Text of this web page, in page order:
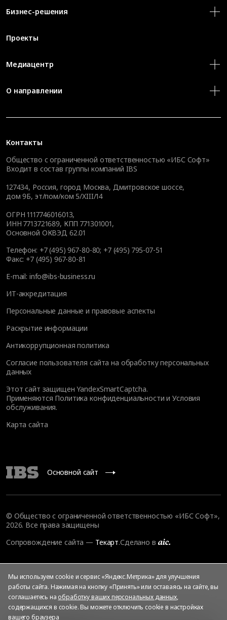
Контакты
Общество с ограниченной ответственностью «ИБС Софт»
Входит в состав группы компаний IBS
127434, Россия, город Москва, Дмитровское шоссе,
дом 9Б, эт/пом/ком 5/XIII/14
ОГРН 1117746016013,
ИНН 7713721689, КПП 771301001,
Основной ОКВЭД 62.01
Телефон: +7 (495) 967-80-80; +7 (495) 795-07-51
Факс: +7 (495) 967-80-81
E-mail: info@ibs-business.ru
ИТ-аккредитация
Персональные данные и правовые аспекты
Раскрытие информации
Антикоррупционная политика
Согласие пользователя сайта на обработку персональных
данных
Этот сайт защищен YandexSmartCaptcha.
Применяются Политика конфиденциальности иУсловия
обслуживания.
Карта сайта
Бизнес-решения
Проекты
Медиацентр
О направлении
Основной сайт
© Общество с ограниченной ответственностью «ИБС Софт»,
2026. Все права защищены
Сопровождение сайта — Текарт.Сделано в
Мы используем cookie и сервис «Яндекс.Метрика» для улучшения
работы сайта. Нажимая на кнопку «Принять» или оставаясь на сайте, вы
соглашаетесь на обработку ваших персональных данных,
содержащихся в cookie. Вы можете отключить cookie в настройках
вашего браузера